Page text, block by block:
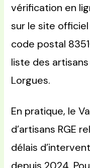
vérification en
sur le site officiel
code postal
liste des
Lorgues.
En pratique, le
d’artisans RGE
délais
depuis 2024.